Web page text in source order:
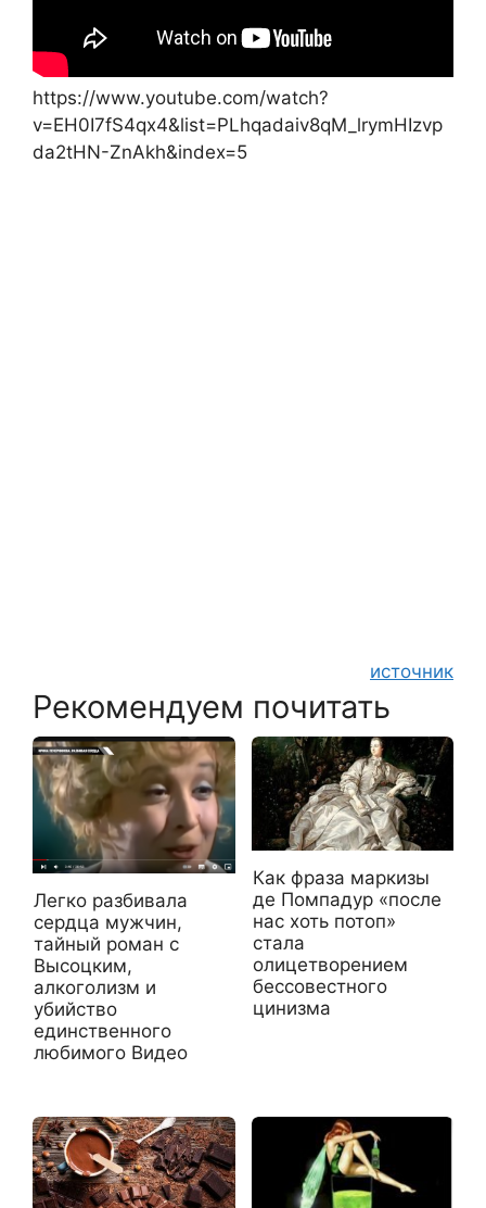
https://www.youtube.com/watch?
v=EH0I7fS4qx4&list=PLhqadaiv8qM_lrymHIzvp
da2tHN-ZnAkh&index=5
источник
Рекомендуем почитать
Легко разбивала
сердца мужчин,
тайный роман с
Высоцким,
алкоголизм и
убийство
единственного
любимого Видео
Как фраза маркизы
де Помпадур «после
нас хоть потоп»
стала
олицетворением
бессовестного
цинизма